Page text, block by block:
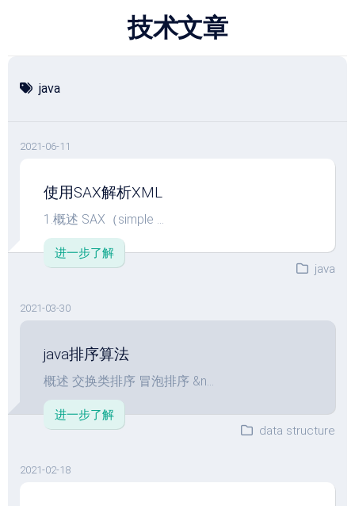
技术文章
java
2021-06-11
使用SAX解析XML
1.概述 SAX（simple ...
进一步了解
java
2021-03-30
java排序算法
概述 交换类排序 冒泡排序 &n...
进一步了解
data structure
2021-02-18